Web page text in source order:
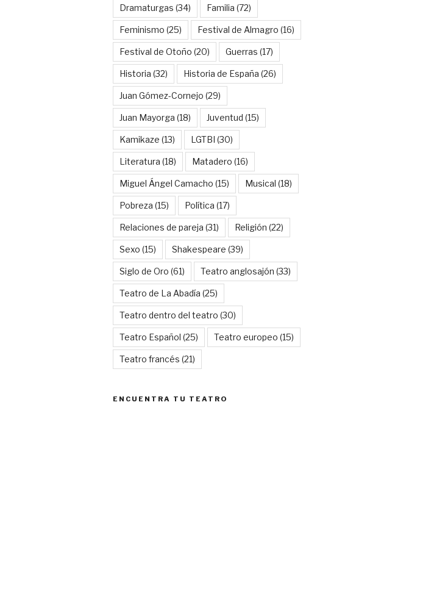
Dramaturgas (34) Familia (72)
Feminismo (25) Festival de Almagro (16)
Festival de Otoño (20) Guerras (17)
Historia (32) Historia de España (26)
Juan Gómez-Cornejo (29)
Juan Mayorga (18) Juventud (15)
Kamikaze (13) LGTBI (30)
Literatura (18) Matadero (16)
Miguel Ángel Camacho (15) Musical (18)
Pobreza (15) Política (17)
Relaciones de pareja (31) Religión (22)
Sexo (15) Shakespeare (39)
Siglo de Oro (61) Teatro anglosajón (33)
Teatro de La Abadía (25)
Teatro dentro del teatro (30)
Teatro Español (25) Teatro europeo (15)
Teatro francés (21)
ENCUENTRA TU TEATRO